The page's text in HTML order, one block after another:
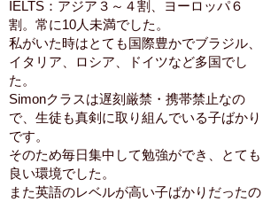
IELTS：アジア３～４割、ヨーロッパ６
割。常に10人未満でした。
私がいた時はとても国際豊かでブラジル、
イタリア、ロシア、ドイツなど多国でし
た。
Simonクラスは遅刻厳禁・携帯禁止なの
で、生徒も真剣に取り組んでいる子ばかり
です。
そのため毎日集中して勉強ができ、とても
良い環境でした。
また英語のレベルが高い子ばかりだったの